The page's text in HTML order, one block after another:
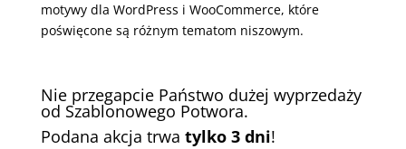
motywy dla WordPress i WooCommerce, które
poświęcone są różnym tematom niszowym.
Nie przegapcie Państwo dużej wyprzedaży
od Szablonowego Potwora.
Podana akcja trwa tylko 3 dni!